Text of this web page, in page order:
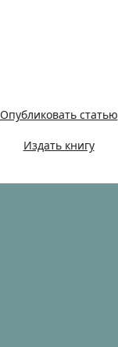
Опубликовать статью
Издать книгу